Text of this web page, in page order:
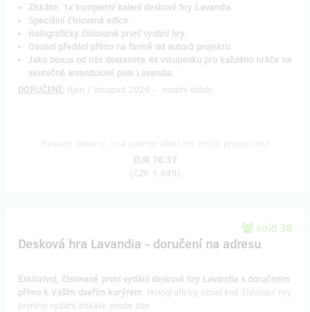
Získáte: 1x kompletní balení deskové hry Lavandia.
Speciální číslovaná edice.
Holograficky číslované první vydání hry.
Osobní předání přímo na farmě od autorů projektu.
Jako bonus od nás dostanete 4x vstupenku pro každého hráče na
skutečné levandulové pole Lavandia.
DORUČENÍ: říjen / listopad 2026 - osobní odběr
EUR 76.37
(CZK 1,849)
sold 38
Desková hra Lavandia - doručení na adresu
Exkluzivní, číslované první vydání deskové hry Lavandia s doručením
přímo k Vaším dveřím kurýrem. Holograficky označené číslování hry
prvního vydání získáte pouze zde.